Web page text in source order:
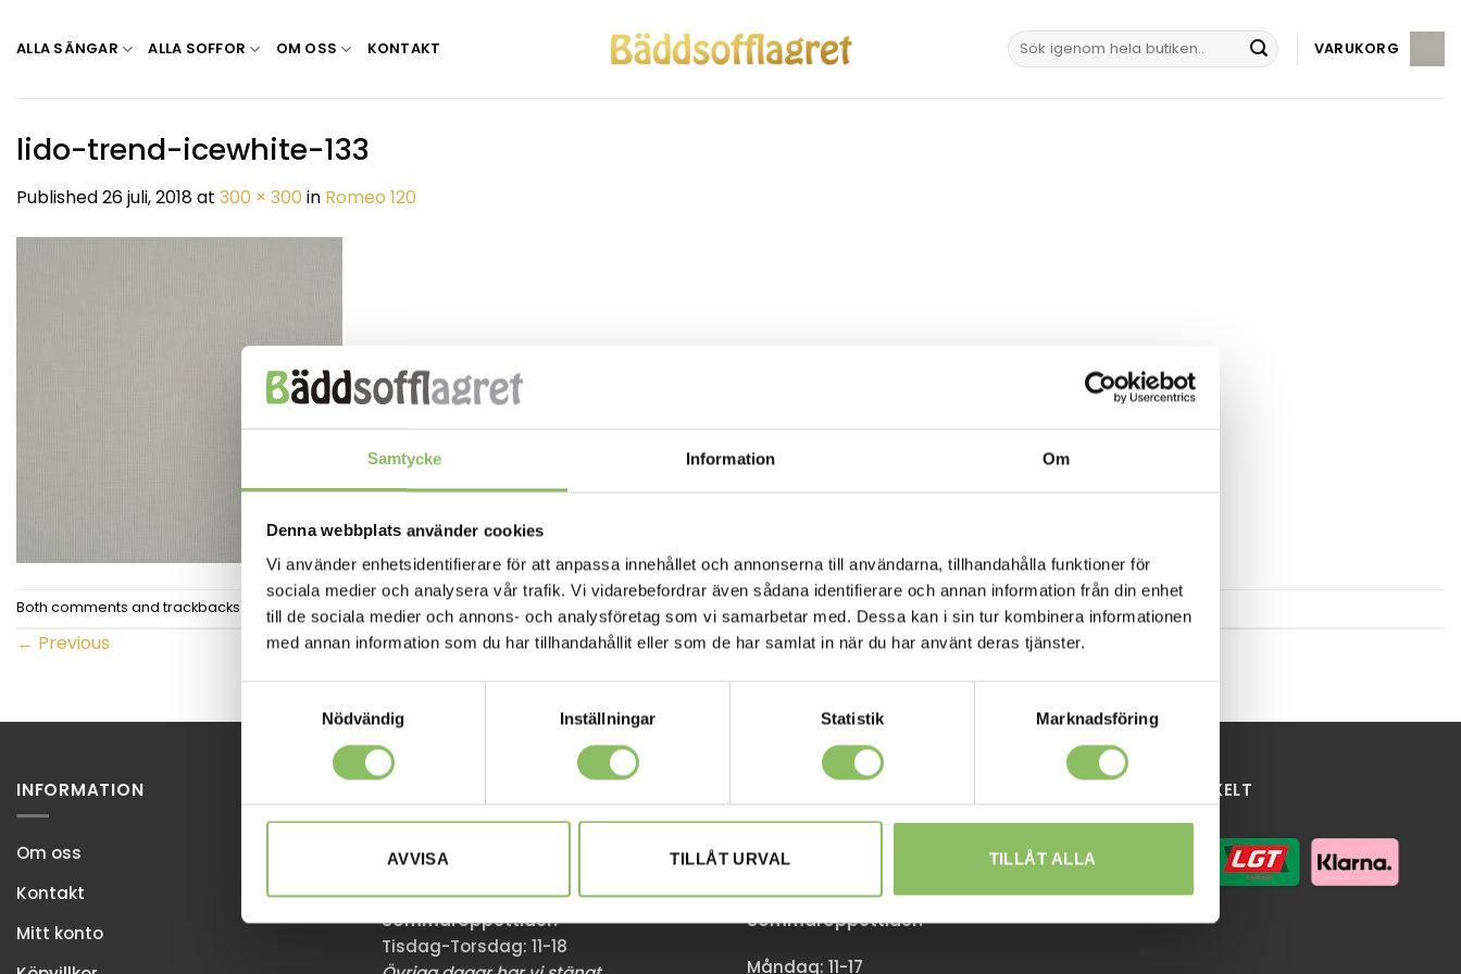
Samtycke Information Om
Denna webbplats använder cookies
Vi använder enhetsidentifierare för att anpassa innehållet och annonserna till användarna, tillhandahålla funktioner för
sociala medier och analysera vår trafik. Vi vidarebefordrar även sådana identifierare och annan information från din enhet
till de sociala medier och annons- och analysföretag som vi samarbetar med. Dessa kan i sin tur kombinera informationen
med annan information som du har tillhandahållit eller som de har samlat in när du har använt deras tjänster.
Nödvändig
Inställningar Statistik Marknadsföring
AVVISA TILLÅT URVAL TILLÅT ALLA
ALLA SÄNGAR ALLA SOFFOR OM OSS KONTAKT
Sök
efter:
VARUKORG
lido-trend-icewhite-133
Published26 juli, 2018at 300 × 300 in Romeo 120
Both comments and trackbacks are currently closed.
← Previous
INFORMATION
Om oss
Kontakt
Mitt konto
168 67 Bromma
Sommaröppettider:
Tisdag-Torsdag: 11-18
436 34 Askim
Sommaröppettider:
Måndag: 11-17
HANDLA ENKELT